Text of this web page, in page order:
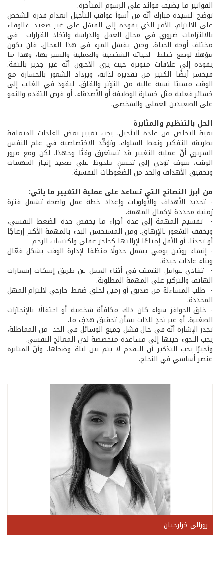
الفواتير ما يضيف فوائد على الرسوم المتأخرة.
توضح السيدة مبارك أنّه من أسوأ عواقب التأجيل انعدام قدرة الشخص
على الالتزام، الأمر الذي يقوده إلى الفشل على غير صعيد. فالوفاء
بالالتزامات ضروري في مجال العمل والدراسة واتخاذ القرارات في
مختلف أوجه الحياة، وحين يفشل المرء في هذا المجال، فلن يكون
مؤهلًا لوضع خطط لحياته الشخصية والعملية والسير بها، وهذا ما
يقوده إلى علاقات متوترة حيث يرى الآخرون أنّه غير جدير بالثقة.
فيخسر أيضًا الكثير من تقديره لذاته، ويزداد الشعور بالخسارة مع
الوقت مسببًا نسبة عالية من التوتر والقلق، ليقود في الغالب إلى
خسائر فعلية مثل خسارة الوظيفة أو الأصدقاء، أو فرص التقدم والنمو
على الصعيدين العملي والشخصي.
الحل بالتنظيم والمثابرة
بغية التخلص من عادة التأجيل، يجب تغيير بعض العادات المتعلقة
بطريقة التفكير ونمط السلوك. وتؤكّد الاختصاصية في علم النفس
السريري أنّ عملية التغيير قد تستغرق وقتًا وجهدًا، لكن ومع مرور
الوقت، سوف تؤدي إلى تحسنٍ ملحوظ على صعيد إنجاز المهمات
وتحقيق الأهداف والحد من الضغوطات النفسية.
من أبرز النصائح التي تساعد على عملية التغيير ما يأتي:
- تحديد الأهداف والأولويات وإعداد خطة عمل واضحة تشمل فترة
زمنية محددة لإكمال المهمة.
- تقسيم المهمة إلى عدة أجزاء ما يخفض حدة الضغط النفسي،
ويخفف الشعور بالإرهاق. ومن المستحسن البدء بالمهمة الأكثر إزعاجًا
أو تحديًا، أو الأقل إمتاعًا لإزالتها كحاجز عقلي واكتساب الزخم.
- إنشاء روتين يومي يشمل جدولًا منظمًا لإدارة الوقت بشكل فعّال
وبناء عادات جيدة.
- تفادي عوامل التشتت في أثناء العمل عن طريق إسكات إشعارات
الهاتف والتركيز على المهمة المطلوبة.
- طلب المساءلة من صديق أو زميل لخلق ضغط خارجي لالتزام المهل
المحددة.
- خلق الحوافز سواء كان ذلك مكافأة شخصية أو احتفالًا بالإنجازات
الصغيرة، أو عبر تحدٍ للذات بشأن تحقيق هدفٍ ما.
تجدر الإشارة أنّه في حال فشل جميع الوسائل في الحد من المماطلة،
يجب اللجوء حينها إلى مساعدة متخصصة لدى المعالج النفسي.
وأخيرًا يجب التذكير أن التقدم لا يتم بين ليلة وضحاها، وأنّ المثابرة
عنصر أساسي في النجاح.
روزالي خزارجيان